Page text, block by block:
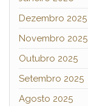
Dezembro 2025
Novembro 2025
Outubro 2025
Setembro 2025
Agosto 2025